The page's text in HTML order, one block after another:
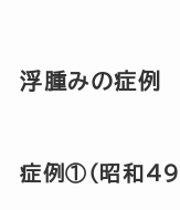
浮腫みの症例
症例①（昭和